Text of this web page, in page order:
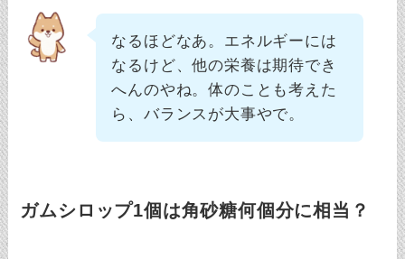
なるほどなあ。エネルギーには
なるけど、他の栄養は期待でき
へんのやね。体のことも考えた
ら、バランスが大事やで。
ガムシロップ1個は角砂糖何個分に相当？